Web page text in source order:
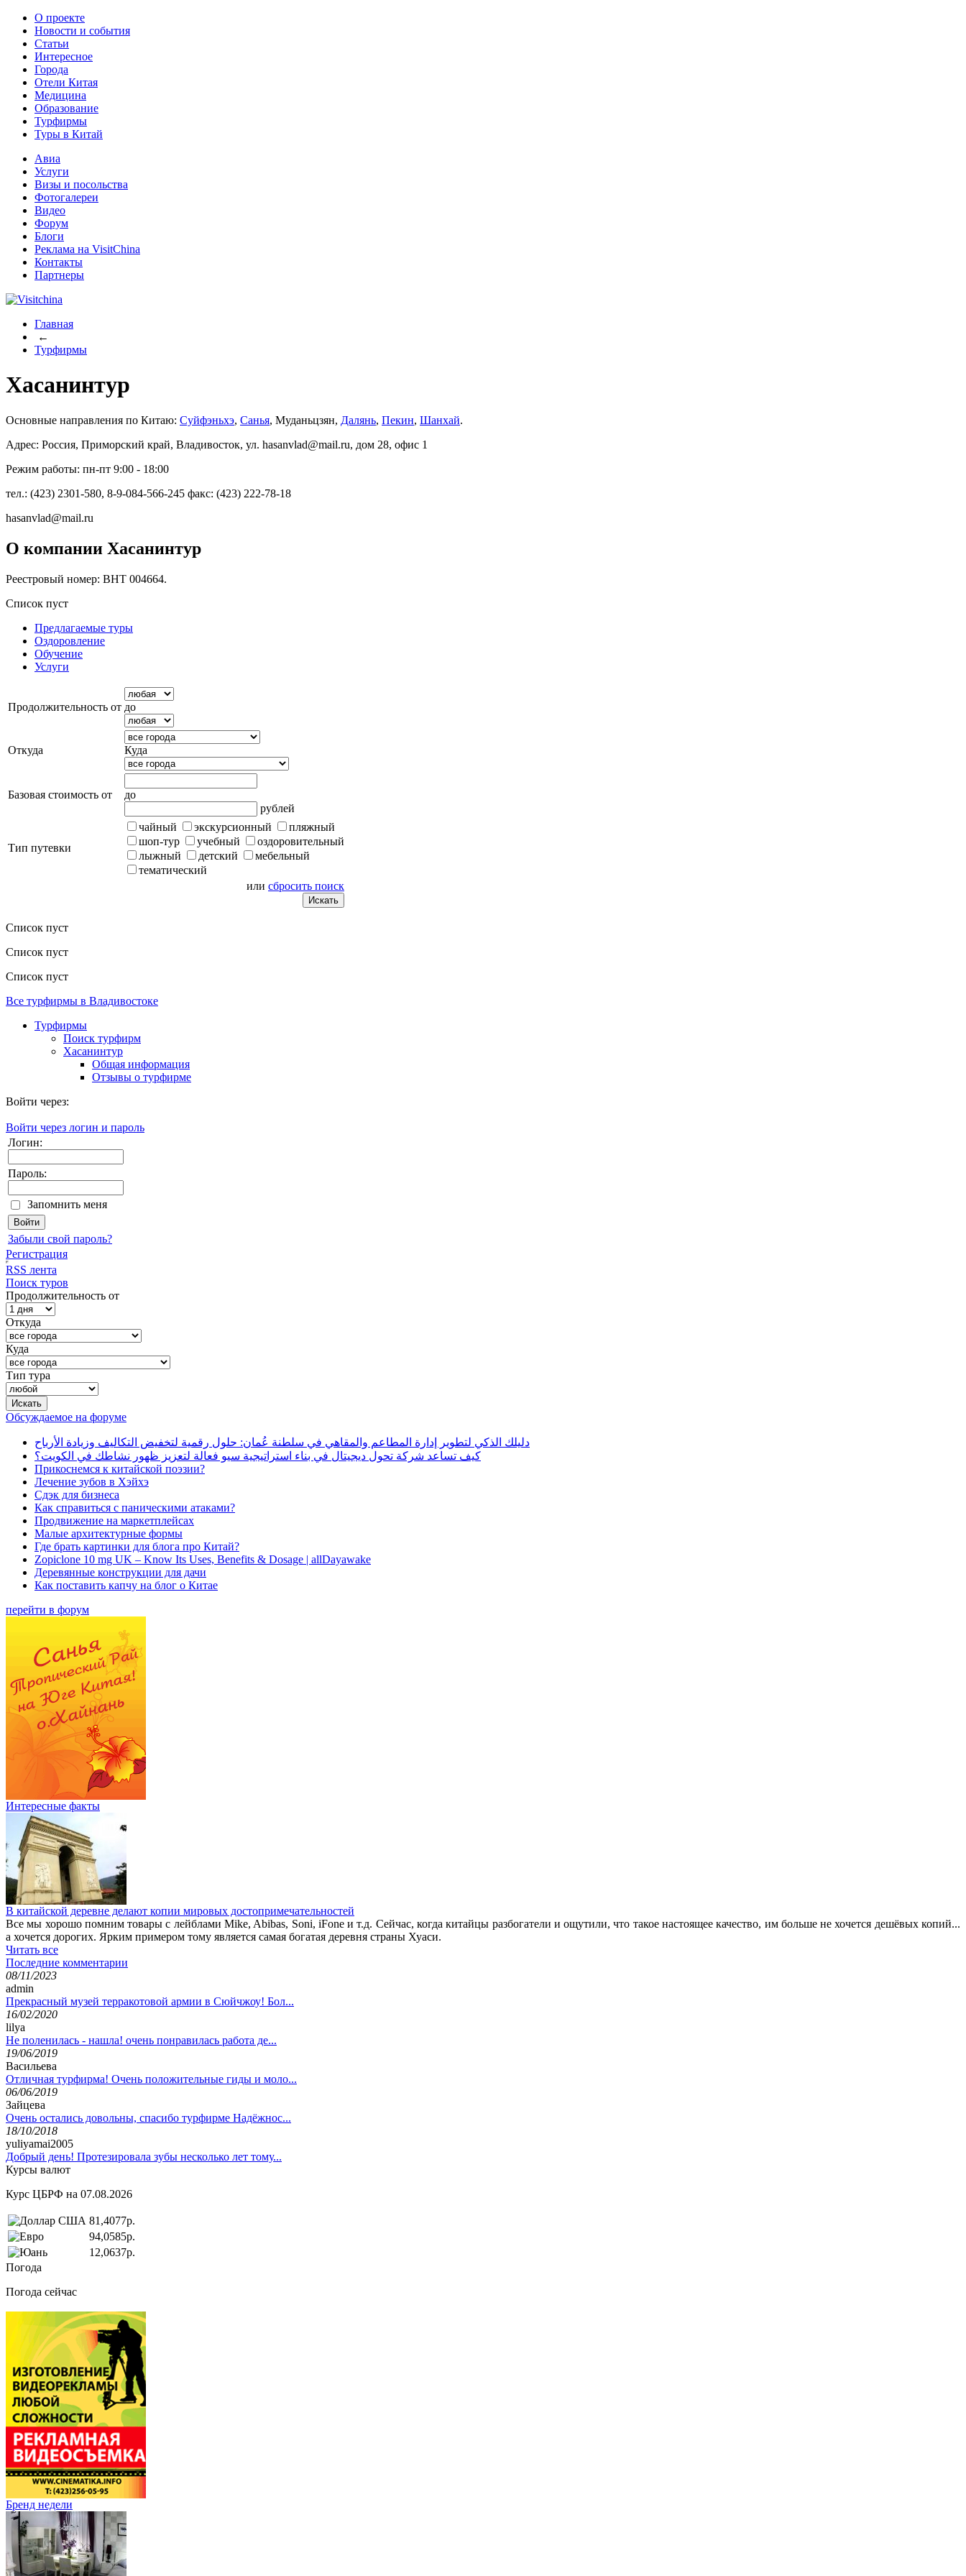
О проекте
Новости и события
Статьи
Интересное
Города
Отели Китая
Медицина
Образование
Турфирмы
Туры в Китай
Авиа
Услуги
Визы и посольства
Фотогалереи
Видео
Форум
Блоги
Реклама на VisitChina
Контакты
Партнеры
Главная
←
Турфирмы
Хасанинтур
Основные направления по Китаю: Суйфэньхэ, Санья, Муданьцзян, Далянь, Пекин, Шанхай.
Адрес: Россия, Приморский край, Владивосток, ул. hasanvlad@mail.ru, дом 28, офис 1
Режим работы: пн-пт 9:00 - 18:00
тел.: (423) 2301-580, 8-9-084-566-245 факс: (423) 222-78-18
hasanvlad@mail.ru
О компании Хасанинтур
Реестровый номер: ВНТ 004664.
Список пуст
Предлагаемые туры
Оздоровление
Обучение
Услуги
Продолжительность от до
Откуда Куда
Базовая стоимость от
до
рублей
Тип путевки
чайный экскурсионный
пляжный
шоп-тур
учебный
оздоровительный
лыжный
детский
мебельный
тематический
или сбросить поиск
Список пуст
Список пуст
Список пуст
Все турфирмы в Владивостоке
Турфирмы
Поиск турфирм
Хасанинтур
Общая информация
Отзывы о турфирме
Войти через:
Войти через логин и пароль
Логин:
Пароль:
Запомнить меня
Забыли свой пароль?
Регистрация
RSS лента
Поиск туров
Продолжительность от
Откуда
Куда
Тип тура
Обсуждаемое на форуме
دليلك الذكي لتطوير إدارة المطاعم والمقاهي في سلطنة عُمان: حلول رقمية لتخفيض التكاليف وزيادة الأرباح
كيف تساعد شركة تحول ديجيتال في بناء استراتيجية سيو فعالة لتعزيز ظهور نشاطك في الكويت؟
Прикоснемся к китайской поэзии?
Лечение зубов в Хэйхэ
Сдэк для бизнеса
Как справиться с паническими атаками?
Продвижение на маркетплейсах
Малые архитектурные формы
Где брать картинки для блога про Китай?
Zopiclone 10 mg UK – Know Its Uses, Benefits & Dosage | allDayawake
Деревянные конструкции для дачи
Как поставить капчу на блог о Китае
перейти в форум
Интересные факты
В китайской деревне делают копии мировых достопримечательностей
Все мы хорошо помним товары с лейблами Mike, Abibas, Soni, iFone и т.д. Сейчас, когда китайцы разбогатели и ощутили, что такое настоящее качество, им больше не хочется дешёвых копий...
а хочется дорогих. Ярким примером тому является самая богатая деревня страны Хуаси.
Читать все
Последние комментарии
08/11/2023
admin
Прекрасный музей терракотовой армии в Сюйчжоу! Бол...
16/02/2020
lilya
Не поленилась - нашла! очень понравилась работа де...
19/06/2019
Васильева
Отличная турфирма! Очень положительные гиды и моло...
06/06/2019
Зайцева
Очень остались довольны, спасибо турфирме Надёжнос...
18/10/2018
yuliyamai2005
Добрый день! Протезировала зубы несколько лет тому...
Курсы валют
Курс ЦБРФ на 07.08.2026
81,4077р.
94,0585р.
12,0637р.
Погода
Погода сейчас
Бренд недели